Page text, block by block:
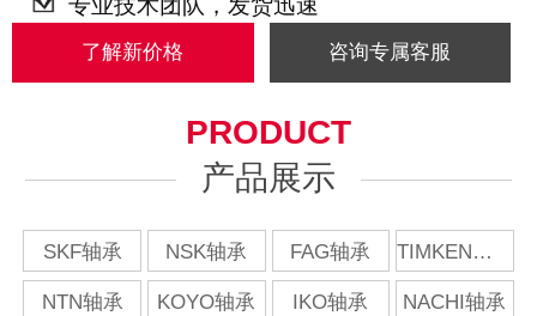
专业技术团队，发货迅速
了解新价格 咨询专属客服
PRODUCT
产品展示
SKF轴承 NSK轴承 FAG轴承 TIMKEN轴承
NTN轴承 KOYO轴承 IKO轴承 NACHI轴承